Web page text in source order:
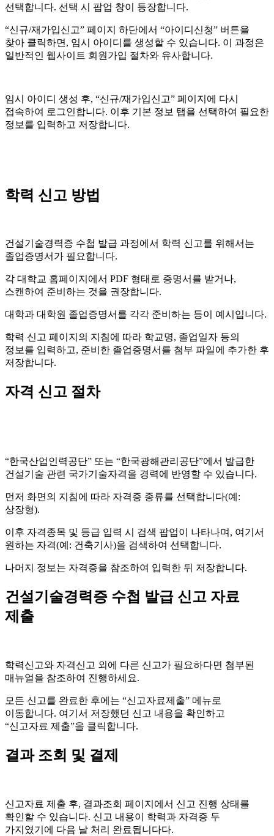
선택합니다. 선택 시 팝업 창이 등장합니다.
“신규/재가입신고” 페이지 하단에서 “아이디신청” 버튼을
찾아 클릭하면, 임시 아이디를 생성할 수 있습니다. 이 과정은
일반적인 웹사이트 회원가입 절차와 유사합니다.
임시 아이디 생성 후, “신규/재가입신고” 페이지에 다시
접속하여 로그인합니다. 이후 기본 정보 탭을 선택하여 필요한
정보를 입력하고 저장합니다.
학력 신고 방법
건설기술경력증 수첩 발급 과정에서 학력 신고를 위해서는
졸업증명서가 필요합니다.
각 대학교 홈페이지에서 PDF 형태로 증명서를 받거나,
스캔하여 준비하는 것을 권장합니다.
대학과 대학원 졸업증명서를 각각 준비하는 등이 예시입니다.
학력 신고 페이지의 지침에 따라 학교명, 졸업일자 등의
정보를 입력하고, 준비한 졸업증명서를 첨부 파일에 추가한 후
저장합니다.
자격 신고 절차
“한국산업인력공단” 또는 “한국광해관리공단”에서 발급한
건설기술 관련 국가기술자격을 경력에 반영할 수 있습니다.
먼저 화면의 지침에 따라 자격증 종류를 선택합니다(예:
상장형).
이후 자격종목 및 등급 입력 시 검색 팝업이 나타나며, 여기서
원하는 자격(예: 건축기사)을 검색하여 선택합니다.
나머지 정보는 자격증을 참조하여 입력한 뒤 저장합니다.
건설기술경력증 수첩 발급 신고 자료
제출
학력신고와 자격신고 외에 다른 신고가 필요하다면 첨부된
매뉴얼을 참조하여 진행하세요.
모든 신고를 완료한 후에는 “신고자료제출” 메뉴로
이동합니다. 여기서 저장했던 신고 내용을 확인하고
“신고자료 제출”을 클릭합니다.
결과 조회 및 결제
신고자료 제출 후, 결과조회 페이지에서 신고 진행 상태를
확인할 수 있습니다. 신고 내용이 학력과 자격증 두
가지였기에 다음 날 처리 완료됩니다다.